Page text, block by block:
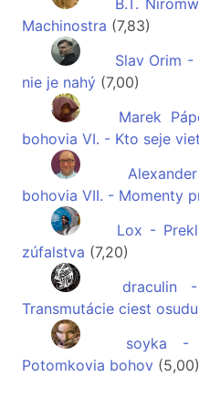
B.T.
Machinostra (7,83)
Slav Orim
nie je nahý (7,00)
Marek
bohovia VI. - Kto seje
bohovia VII. - Momenty
Lox -
zúfalstva (7,20)
draculin
Transmutácie ciest osudu
soyka -
Potomkovia bohov (5,00)